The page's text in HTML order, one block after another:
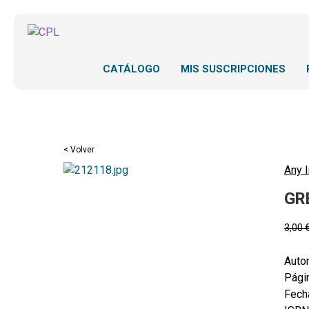
CATÁLOGO MIS SUSCRIPCIONES
< Volver
Any
3,00